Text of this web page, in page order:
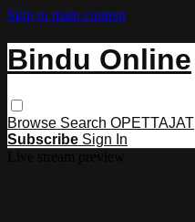
Skip to main content
Bindu Online
Browse Search OPETTAJAT
Subscribe Sign In